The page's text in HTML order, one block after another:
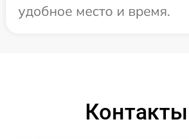
удобное место и время.
Контакты